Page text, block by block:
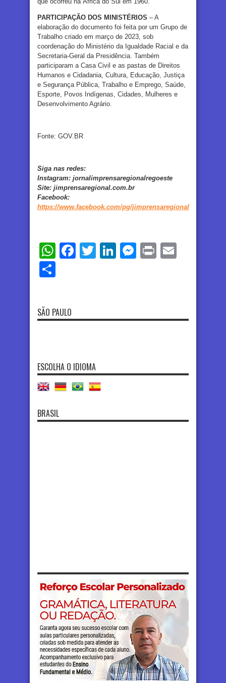
PARTICIPAÇÃO DOS MINISTÉRIOS – A
elaboração do documento foi feita por um Grupo de
Trabalho criado em março de 2023, sob
coordenação do Ministério da Igualdade Racial e da
Secretaria-Geral da Presidência. Também
participaram a Casa Civil e as pastas de Direitos
Humanos e Cidadania, Cultura, Educação, Justiça
e Segurança Pública, Trabalho e Emprego, Saúde,
Esporte, Povos Indígenas, Cidades, Mulheres e
Desenvolvimento Agrário.
Fonte: GOV.BR
Siga nas redes:
Instagram: jornalimprensaregionalregoeste
Site: jimprensaregional.com.br
Facebook:
https://www.facebook.com/pg/jimprensaregional
WhatsApp
Facebook
TwitterLinkedIn
Messenger
Print
SÃO PAULO
ESCOLHA O IDIOMA
BRASIL